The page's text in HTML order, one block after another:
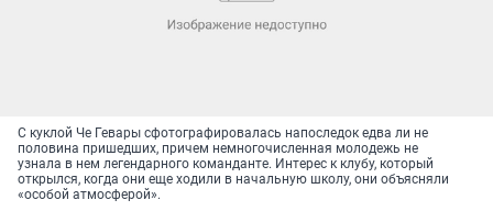
С куклой Че Гевары сфотографировалась напоследок едва ли не
половина пришедших, причем немногочисленная молодежь не
узнала в нем легендарного команданте. Интерес к клубу, который
открылся, когда они еще ходили в начальную школу, они объясняли
«особой атмосферой».